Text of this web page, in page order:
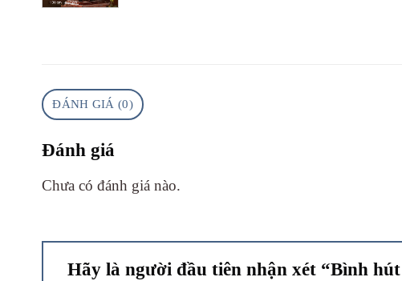
ĐÁNH GIÁ (0)
Đánh giá
Chưa có đánh giá nào.
Hãy là người đầu tiên nhận xét “Bình